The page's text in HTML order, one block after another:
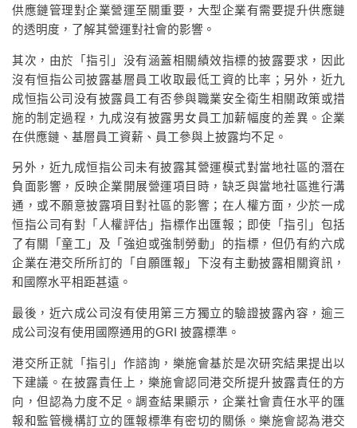
供應鏈管理對企業營運至關重要，大型企業有需要提升供應鏈
的透明度，了解其營運對社會的影響。
其次，由於「指引」没有涵蓋相關績效指標的披露要求，因此
沒有恒指公司披露基層員工收取最低工資的比率；另外，近九
成恒指公司没有披露員工有否參與職業安全衛生相關政策或措
施的制定過程，九成沒有披露男女員工加薪幅度的差異。企業
在供應鏈、基層員工資薪、員工參與上披露均不足。
另外，近九成恒指公司未有披露其營運模式對當地社區的潛在
負面影響，反映企業開展營運項目時，缺乏與當地社區進行溝
通，或不願意披露項目對社區的影響；在人權方面，少於一成
恒指公司有對「人權評估」指標作出匯報；即使「指引」包括
了有關「童工」及「強迫或強制勞動」的指標，但仍有約六成
企業在港交所所訂的「自願匯報」下沒有主動披露相關資訊，
和國際水平相距甚遠。
最後，近六成公司沒有使用第三方獨立的驗證披露內容，逾三
成公司沒有使用國際通用的GRI 披露標準。
港交所正就「指引」作諮詢，樂施會基於是次研究結果提出以
下建議。在披露責任上，樂施會認同港交所提升披露責任的方
向，但認為力度不足。調查結果顯示，企業社會責任水平的匯
報和監管機構訂立的匯報標準有密切的關係。樂施會認為港交